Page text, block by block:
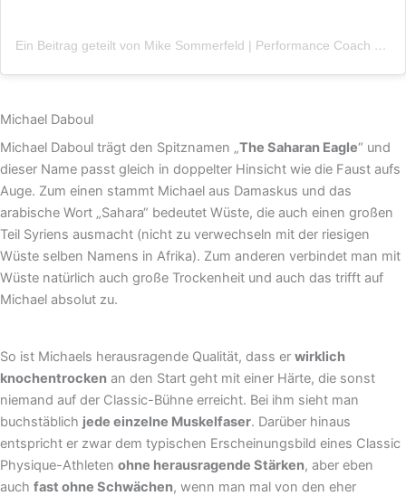
Ein Beitrag geteilt von Mike Sommerfeld | Performance Coach (@mikethebadass)
Michael Daboul
Michael Daboul trägt den Spitznamen „The Saharan Eagle“ und
dieser Name passt gleich in doppelter Hinsicht wie die Faust aufs
Auge. Zum einen stammt Michael aus Damaskus und das
arabische Wort „Sahara“ bedeutet Wüste, die auch einen großen
Teil Syriens ausmacht (nicht zu verwechseln mit der riesigen
Wüste selben Namens in Afrika). Zum anderen verbindet man mit
Wüste natürlich auch große Trockenheit und auch das trifft auf
Michael absolut zu.
So ist Michaels herausragende Qualität, dass er wirklich
knochentrocken an den Start geht mit einer Härte, die sonst
niemand auf der Classic-Bühne erreicht. Bei ihm sieht man
buchstäblich jede einzelne Muskelfaser. Darüber hinaus
entspricht er zwar dem typischen Erscheinungsbild eines Classic
Physique-Athleten ohne herausragende Stärken, aber eben
auch fast ohne Schwächen, wenn man mal von den eher